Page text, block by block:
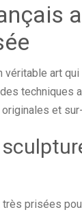
véritable art
techniques
et
prisées